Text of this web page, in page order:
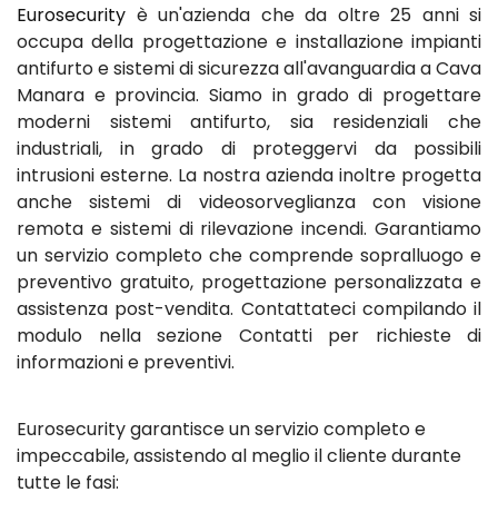
Eurosecurity è un'azienda che da oltre 25 anni si
occupa della progettazione e installazione impianti
antifurto e sistemi di sicurezza all'avanguardia a Cava
Manara e provincia. Siamo in grado di progettare
moderni sistemi antifurto, sia residenziali che
industriali, in grado di proteggervi da possibili
intrusioni esterne. La nostra azienda inoltre progetta
anche sistemi di videosorveglianza con visione
remota e sistemi di rilevazione incendi. Garantiamo
un servizio completo che comprende sopralluogo e
preventivo gratuito, progettazione personalizzata e
assistenza post-vendita. Contattateci compilando il
modulo nella sezione Contatti per richieste di
informazioni e preventivi.
Eurosecurity garantisce un servizio completo e
impeccabile, assistendo al meglio il cliente durante
tutte le fasi: